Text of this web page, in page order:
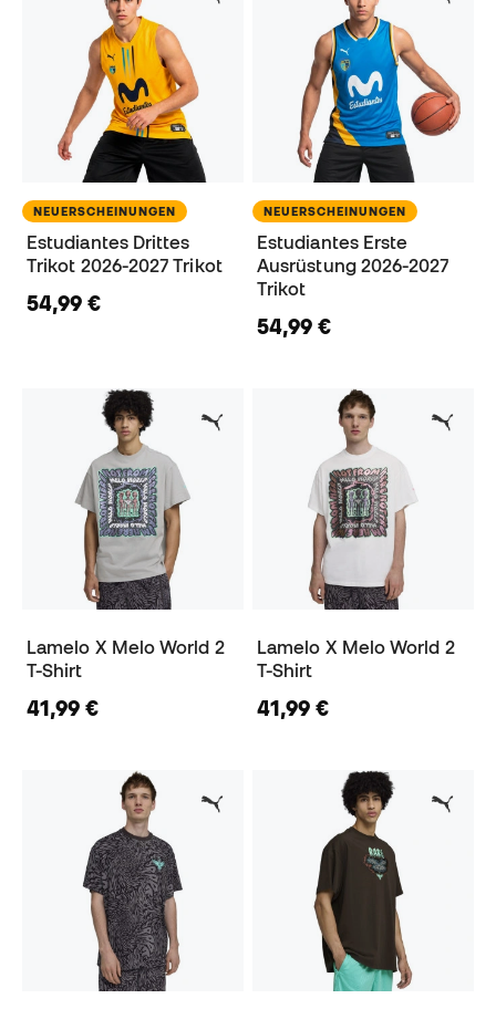
NEUERSCHEINUNGEN
Estudiantes Drittes
Trikot 2026-2027 Trikot
54,99 €
NEUERSCHEINUNGEN
Estudiantes Erste
Ausrüstung 2026-2027
Trikot
54,99 €
Lamelo X Melo World 2
T-Shirt
41,99 €
Lamelo X Melo World 2
T-Shirt
41,99 €